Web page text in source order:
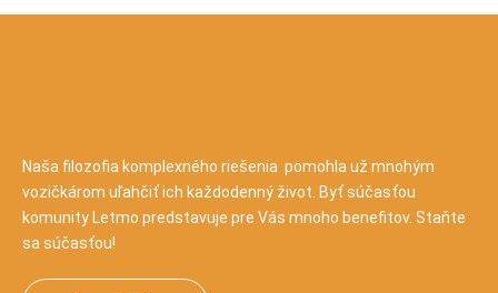
Naša filozofia komplexného riešenia pomohla už mnohým
vozičkárom uľahčiť ich každodenný život. Byť súčasťou
komunity Letmo predstavuje pre Vás mnoho benefitov. Staňte
sa súčasťou!